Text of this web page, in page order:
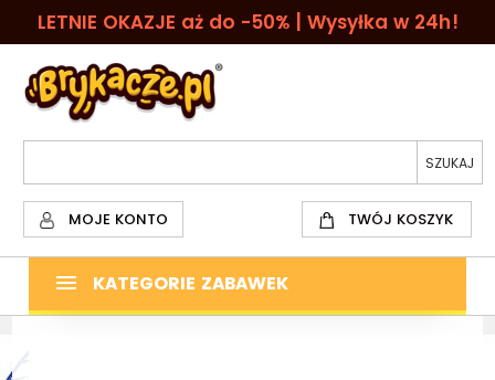
LETNIE OKAZJE aż do -50% | Wysyłka w 24h!
MOJE KONTO TWÓJ KOSZYK
KATEGORIE ZABAWEK